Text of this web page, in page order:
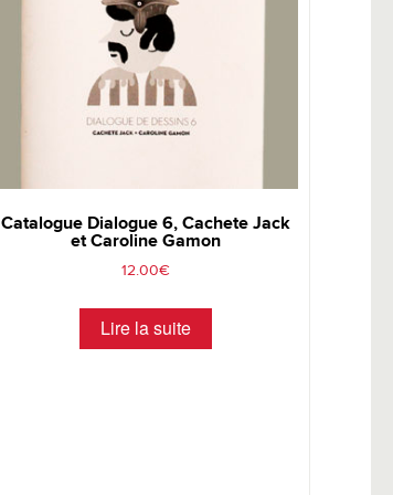
Catalogue Dialogue 6, Cachete Jack
et Caroline Gamon
12.00€
Lire la suite